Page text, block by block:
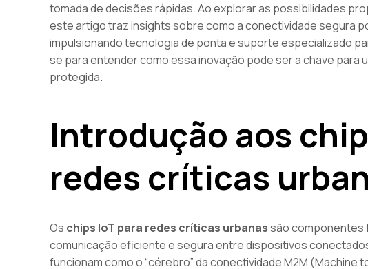
tomada de decisões rápidas. Ao explorar as possibilidades
este artigo traz insights sobre como a conectividade segura
impulsionando tecnologia de ponta e suporte especializado
se para entender como essa inovação pode ser a chave para
protegida.
Introdução aos
redes críticas
Os chips IoT para redes críticas urbanassão componentes
comunicação eficiente e segura entre dispositivos
funcionam como o “cérebro” da conectividade M2M (Machine